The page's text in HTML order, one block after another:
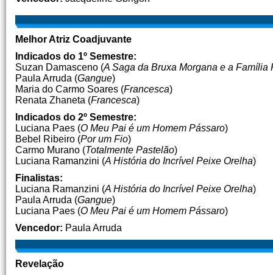
Melhor Atriz Coadjuvante
Indicados do 1º Semestre:
Suzan Damasceno (A Saga da Bruxa Morgana e a Família
Paula Arruda (Gangue)
Maria do Carmo Soares (Francesca)
Renata Zhaneta (Francesca)
Indicados do 2º Semestre:
Luciana Paes (O Meu Pai é um Homem Pássaro)
Bebel Ribeiro (Por um Fio)
Carmo Murano (Totalmente Pastelão)
Luciana Ramanzini (A História do Incrível Peixe Orelha)
Finalistas:
Luciana Ramanzini (A História do Incrível Peixe Orelha)
Paula Arruda (Gangue)
Luciana Paes (O Meu Pai é um Homem Pássaro)
Vencedor: Paula Arruda
Revelação